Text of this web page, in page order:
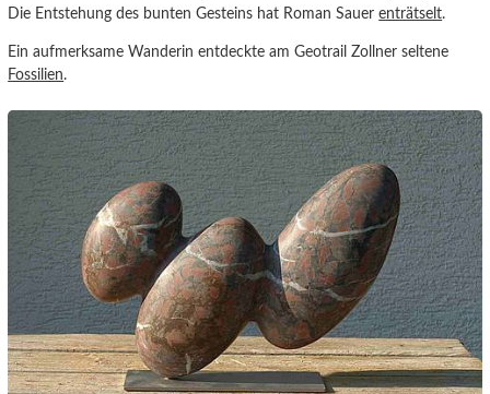
Die Entstehung des bunten Gesteins hat Roman Sauerenträtselt.
Ein aufmerksame Wanderin entdeckte am Geotrail Zollner seltene
Fossilien.